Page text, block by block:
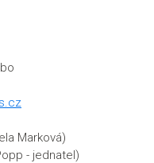
Marková)
- jednatel)